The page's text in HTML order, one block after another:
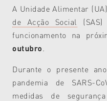
A Unidade Alimentar
de Acção Social
funcionamento na
outubro.
Durante o presente
pandemia de SARS-
medidas de